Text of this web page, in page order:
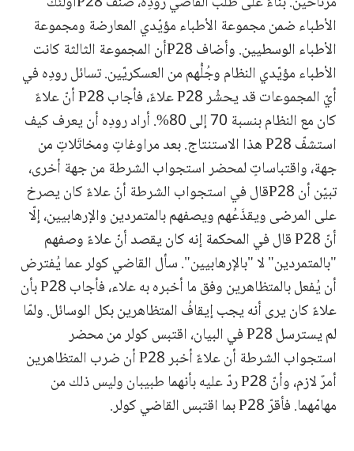
الأطباء ضمن مجموعة الأطباء مؤيّدي المعارضة ومجموعة
الأطباء الوسطيين. وأضاف P28أن المجموعة الثالثة كانت
الأطباء مؤيّدي النظام وجُلُّهم من العسكريّين. تسائل رودِه في
أيّ المجموعات قد يحشُر P28 علاءً، فأجاب P28 أنّ علاءً
كان مع النظام بنسبة 70 إلى 80%. أراد رودِه أن يعرف كيف
استشفّ P28 هذا الاستنتاج. بعد مراوغاتٍ ومخاتَلاتٍ من
جهة، واقتباساتٍ لمحضر استجواب الشرطة من جهة أخرى،
تبيّن أن P28قال في استجواب الشرطة أنّ علاءً كان يصرخ
على المرضى ويقذَعُهم ويصفهم بالمتمردين والإرهابيين، إلّا
أنّ P28 قال في المحكمة إنه كان يقصد أنّ علاءً وصفهم
"بالمتمردين" لا "بالإرهابيين". سأل القاضي كولر عما يُفترض
أن يُفعل بالمتظاهرين وفق ما أخبره به علاء، فأجاب P28 بأن
علاءً كان يرى أنه يجب إيقافُ المتظاهرين بكل الوسائل. ولمّا
لم يسترسل P28 في البيان، اقتبس كولر من محضر
استجواب الشرطة أن علاءً أخبر P28 أن ضرب المتظاهرين
أمرٌ لازم، وأنّ P28 ردّ عليه بأنهما طبيبان وليس ذلك من
مهامّهما. فأقرّ P28 بما اقتبس القاضي كولر.